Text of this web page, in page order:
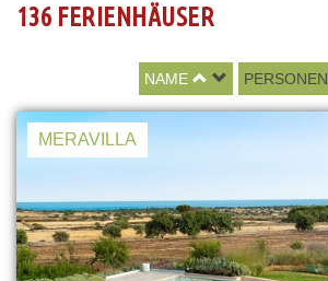
136 FERIENHÄUSER
NAME PERSONEN
MERAVILLA